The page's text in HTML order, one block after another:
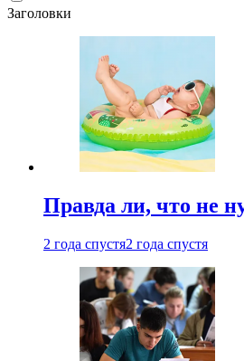
Заголовки
Правда ли, что не
2 года спустя2 года спустя